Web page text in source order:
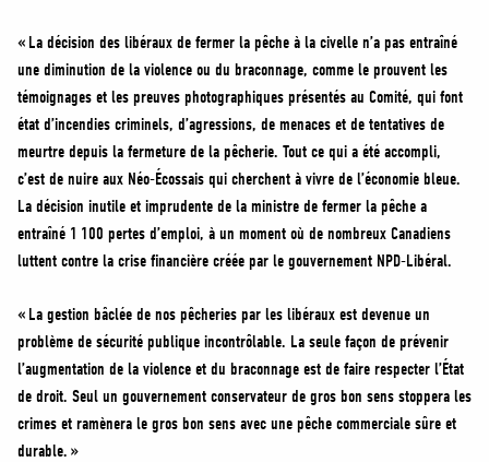
« La décision des libéraux de fermer la pêche à la civelle n’a pas entraîné
une diminution de la violence ou du braconnage, comme le prouvent les
témoignages et les preuves photographiques présentés au Comité, qui font
état d’incendies criminels, d’agressions, de menaces et de tentatives de
meurtre depuis la fermeture de la pêcherie. Tout ce qui a été accompli,
c’est de nuire aux Néo-Écossais qui cherchent à vivre de l’économie bleue.
La décision inutile et imprudente de la ministre de fermer la pêche a
entraîné 1 100 pertes d’emploi, à un moment où de nombreux Canadiens
luttent contre la crise financière créée par le gouvernement NPD-Libéral.
« La gestion bâclée de nos pêcheries par les libéraux est devenue un
problème de sécurité publique incontrôlable. La seule façon de prévenir
l’augmentation de la violence et du braconnage est de faire respecter l’État
de droit. Seul un gouvernement conservateur de gros bon sens stoppera les
crimes et ramènera le gros bon sens avec une pêche commerciale sûre et
durable. »